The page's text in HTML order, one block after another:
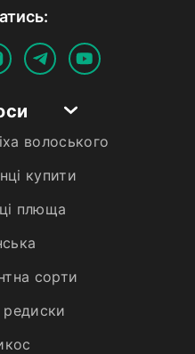
волоського
купити
плюща
сорти
редиски